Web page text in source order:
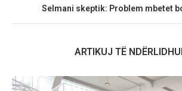
Selmani skeptik: Problem mbetet
ARTIKUJ TË